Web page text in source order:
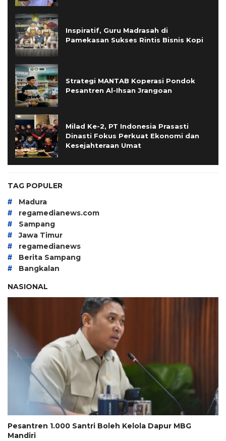
Inspiratif, Guru Madrasah di
Pamekasan Sukses Rintis Bisnis Kopi
Strategi MANTAB Koperasi Pondok
Pesantren Al-Ihsan Jrangoan
Milad Ke-2, PT Indonesia Prasasti
Dinasti Fokus Perkuat Ekonomi dan
Kesejahteraan Umat
TAG POPULER
# Madura
# regamedianews.com
# Sampang
# Jawa Timur
# regamedianews
# Berita Sampang
#
Bangkalan
NASIONAL
Pesantren 1.000 Santri Boleh Kelola Dapur MBG
Mandiri